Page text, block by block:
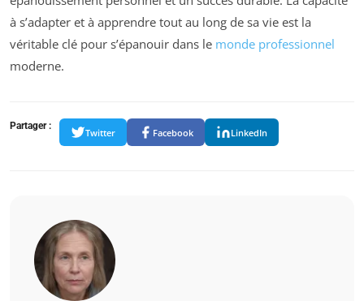
à s’adapter et à apprendre tout au long de sa vie est la
véritable clé pour s’épanouir dans le monde professionnel
moderne.
Partager :
Twitter Facebook LinkedIn